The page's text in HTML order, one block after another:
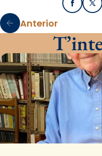
X
Anterior